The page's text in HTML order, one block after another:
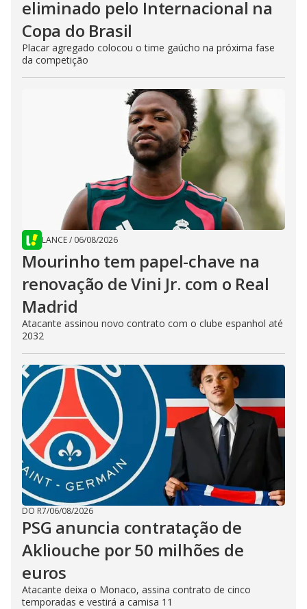
eliminado pelo Internacional na
Copa do Brasil
Placar agregado colocou o time gaúcho na próxima fase
da competição
LANCE/ 06/08/2026
Mourinho tem papel-chave na
renovação de Vini Jr. com o Real
Madrid
Atacante assinou novo contrato com o clube espanhol até
2032
DO R7/06/08/2026
PSG anuncia contratação de
Akliouche por 50 milhões de
euros
Atacante deixa o Monaco, assina contrato de cinco
temporadas e vestirá a camisa 11